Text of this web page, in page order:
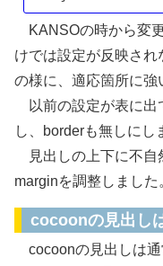
KANSOの時から変
けでは設定が反映され
の様に、適応箇所に強
以前の設定が表に出
し、borderも無しにし
見出しの上下に不自
marginを調整しました
cocoonの見出し
cocoonの見出しは通